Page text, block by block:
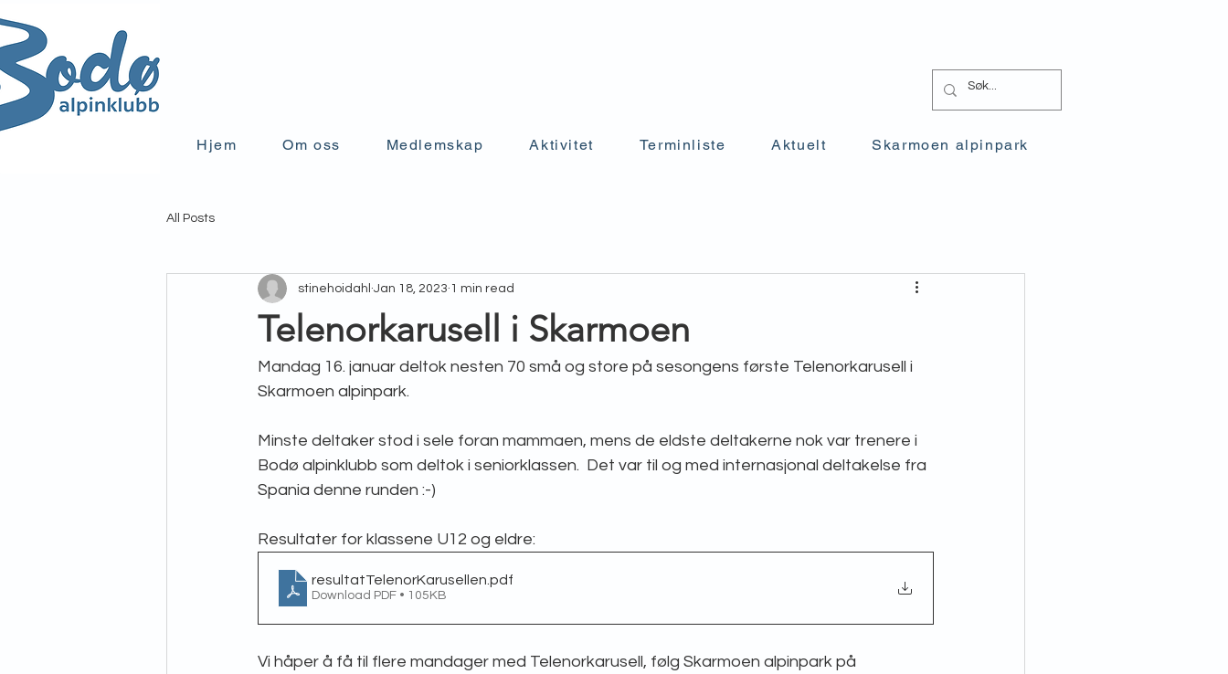
Hjem Om oss Medlemskap Aktivitet Terminliste Aktuelt Skarmoen alpinpark
All Posts
Telenorkarusell i Skarmoen
stinehoidahl Jan 18, 2023 1 min read
Mandag 16. januar deltok nesten 70 små og store på sesongens første Telenorkarusell i
Skarmoen alpinpark.
Minste deltaker stod i sele foran mammaen, mens de eldste deltakerne nok var trenere i
Bodø alpinklubb som deltok i seniorklassen.  Det var til og med internasjonal deltakelse fra
Spania denne runden :-)
Resultater for klassene U12 og eldre:
resultatTelenorKarusellen .pdf
Download PDF • 105KB
Vi håper å få til flere mandager med Telenorkarusell, følg Skarmoen alpinpark på